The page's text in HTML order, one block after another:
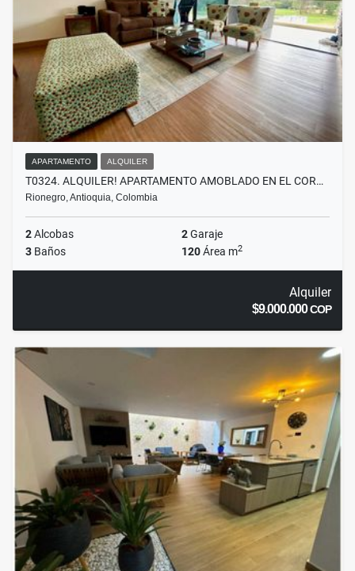
APARTAMENTO ALQUILER
T0324. ALQUILER! APARTAMENTO AMOBLADO EN EL COR…
Rionegro, Antioquia, Colombia
2Alcobas 2Garaje
3 Baños 120Área m2
Alquiler
$9.000.000COP